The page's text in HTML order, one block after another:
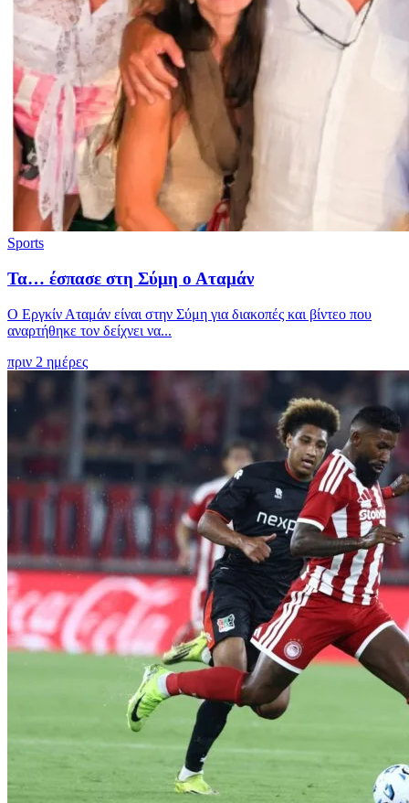
Sports
Τα… έσπασε στη Σύμη ο Αταμάν
Ο Εργκίν Αταμάν είναι στην Σύμη για διακοπές και βίντεο που
αναρτήθηκε τον δείχνει να...
πριν 2 ημέρες